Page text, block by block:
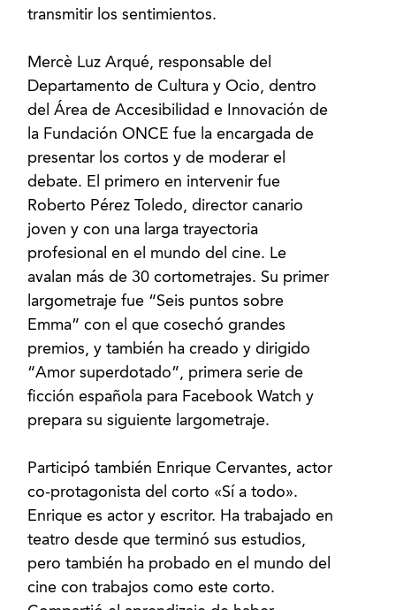
transmitir los sentimientos.
Mercè Luz Arqué, responsable del
Departamento de Cultura y Ocio, dentro
del Área de Accesibilidad e Innovación de
la Fundación ONCE fue la encargada de
presentar los cortos y de moderar el
debate. El primero en intervenir fue
Roberto Pérez Toledo, director canario
joven y con una larga trayectoria
profesional en el mundo del cine. Le
avalan más de 30 cortometrajes. Su primer
largometraje fue “Seis puntos sobre
Emma” con el que cosechó grandes
premios, y también ha creado y dirigido
“Amor superdotado”, primera serie de
ficción española para Facebook Watch y
prepara su siguiente largometraje.
Participó también Enrique Cervantes, actor
co-protagonista del corto «Sí a todo».
Enrique es actor y escritor. Ha trabajado en
teatro desde que terminó sus estudios,
pero también ha probado en el mundo del
cine con trabajos como este corto.